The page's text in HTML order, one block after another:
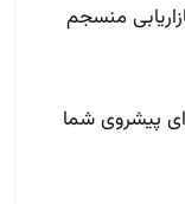
منسجم
پیشروی شما